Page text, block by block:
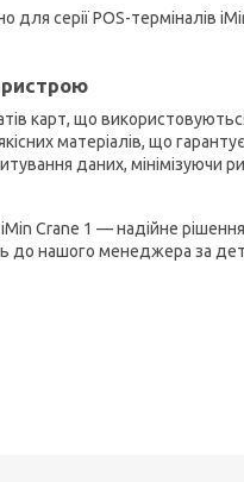
для серії POS-терміналів
карт, що використовуються
матеріалів, що
даних, мінімізуючи
Crane 1 — надійне
до нашого менеджера за